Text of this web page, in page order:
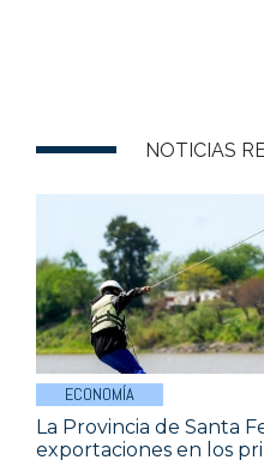
NOTICIAS
ECONOMÍA
La Provincia de Santa
exportaciones en los